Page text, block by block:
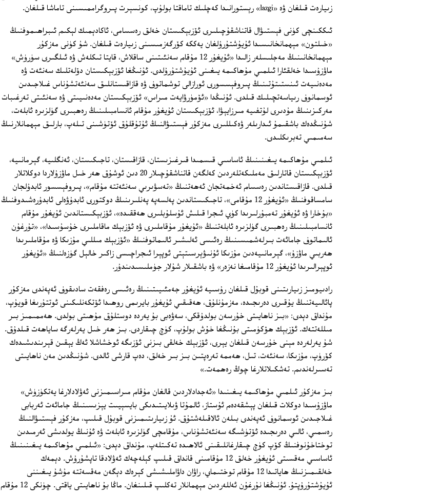
زىيارەت قىلغان ۋە «lazgi» رېستورانىدا كەچلىك تاماقتا بولۇپ، كونسېرت پىروگراممىسىنى تاماشا قىلغان.
ئىككىنچى كۈنى فېستىۋال قاتناشقۇچىلىرى ئۆزبېكىستان خەلق رەسسامى، ئاكادېمىك لېكىم ئىبراھىموفنىڭ
«خىلتون» مېھمانخانىسىدا ئۇيۇشتۇرۇلغان يەككە كۆرگەزمىسىنى زىيارەت قىلغان. شۇ كۈنى مەزكۇر
مېھمانخانىنىڭ مەجلىسلەر زالىدا «ئۇيغۇر 12 مۇقام سەنئىتىنى ساقلاش، قايتا تىكلەش ۋە ئىلگىرى سۈرۈش»
ماۋزۇسىدا خەلقئارا ئىلمىي مۇھاكىمە يىغىنى ئۇيۇشتۇرۇلدى. ئۇنىڭغا ئۆزبېكىستان دۆلەتلىك سەنئەت ۋە
مەدەنىيەت ئىنستىتۇتىنىڭ پىروفېسسورى ئورازالى توشماتوف ۋە قازاقىستانلىق سەنئەتشۇناس غىلاجىدىن
ئوسمانوف رىياسەتچىلىك قىلدى. ئۇنىڭدا «ئۆمۈرۋايەت مىراس» ئۆزبېكىستان مەدەنىيىتى ۋە سەنئىتى تەرغىبات
مەركىزىنىڭ مۇدىرى لۇتفىيە مىرزايېۋا، ئۆزبېكىستان ئۇيغۇر مۇقام ئانسامبىلىنىڭ رەھبىرى گۈلزىرە ئابلەت،
شۇنىڭدەك باشقىمۇ ئىدارىلەر ۋەكىللىرى مەزكۇر فېستىۋالنىڭ ئۇتۇقلۇق ئۆتۈشىنى تىلەپ، بارلىق مېھمانلارنىڭ
سەمىمىي تەبرىكلىدى.
ئىلمىي مۇھاكىمە يىغىنىنىڭ ئاساسىي قىسمىدا قىرغىزىستان، قازاقىستان، تاجىكىستان، ئەنگلىيە، گېرمانىيە،
ئۆزبېكىستان قاتارلىق مەملىكەتلەردىن كەلگەن قاتناشقۇچىلار 20 دىن ئوشۇق ھەر خىل ماۋزۇلاردا دوكلاتلار
قىلدى. قازاقىستاندىن رەسسام ئەخمەتجان ئەھەتنىڭ «تەسۋىرىي سەنئەتتە مۇقام»، پىروفېسسور ئابدۇلجان
سامساقوفنىڭ «ئۇيغۇر 12 مۇقامى»، تاجىكىستاندىن پەلسەپە پەنلىرىنىڭ دوكتورى ئابدۇۋەلى ئابدۇرەشىدوفنىڭ
«بۇخارا ۋە ئۇيغۇر تەمبۇرلىرىدا كۈي ئىجرا قىلىش ئۇسلۇبلىرى ھەققىدە»، ئۆزبېكىستاندىن ئۇيغۇر مۇقام
ئانسامبىلىنىڭ رەھبىرى گۈلزىرە ئابلەتنىڭ «ئۇيغۇر مۇقاملىرى ۋە ئۆزبېك ماقاملىرى خۇسۇسىدا»، «تۇرغۇن
ئالىماتوف جامائەت بىرلەشمىسىنىڭ رەئىسى ئەلىشىر ئالىماتوفنىڭ «ئۆزبېك مىللىي مۇزىكا ۋە مۇقاملىرىدا
ھەربىي ماۋزۇ»، گېرمانىيەدىن مۇزىكا ئۇنىۋېرسىتېتى ئوپېرا ئىجراچىسى زاكىر خالېل گۈزەلنىڭ «ئۇيغۇر
ئوپېرالىرىدا ئۇيغۇر 12 مۇقامىغا نەزەر» ۋە باشقىلار شۇلار جۈملىسىدىندۇر.
رادىيومىز زىيارىتىنى قوبۇل قىلغان رۇسىيە ئۇيغۇر جەمئىيىتىنىڭ رەئىسى رەفقەت سادىقوف ئەپەندى مەزكۇر
پائالىيەتنىڭ يۇقىرى دەرىجىدە، مەزمۇنلۇق، ھەقىقىي ئۇيغۇر بايرىمى روھىدا ئۆتكەنلىكىنى ئوتتۇرىغا قويۇپ،
مۇنداق دېدى: «بىز ناھايىتى خۇرسەن بولدۇقكى، سەۋەبى بۇ يەردە دوستلۇق مۇھىتى بولدى. ھەممىمىز بىر
مىللەتتەك. ئۆزبېك ھۆكۈمىتى بۇنىڭغا خۇش بولۇپ، كۈچ چىقاردى. بىز ھەر خىل يەرلەرگە ساياھەت قىلدۇق.
شۇ يەرلەردە مېنى خۇرسەن قىلغان يېرى، ئۆزبېك خەلقى بىزنى ئۆزىگە ئوخشاشلا ئەڭ يېقىن قېرىندىشىدەك
كۆرۈپ، مۇزىكا، سەنئەت، تىل، ھەممە تەرەپتىن بىز بىر خەلق، دەپ قارشى ئالدى. شۇنىڭدىن مەن ناھايىتى
تەسىرلەندىم. تەشكىلاتلارغا چوڭ رەھمەت.»
بىز مەزكۇر ئىلمىي مۇھاكىمە يىغىنىدا «ئەجدادلاردىن قالغان مۇقام مىراسىمىزنى ئەۋلادلارغا يەتكۈزۈش»
ماۋزۇسىدا دوكلات قىلغان پېشقەدەم ئۇستاز، ئالمۇتا ۋىلايىتىدىكى بايسېيىت يېزىسىنىڭ جامائەت ئەربابى
غىلاجىدىن ئوسمانوف ئەپەندى بىلەن ئالاقىلەشتۇق. ئۇ زىيارىتىمىزنى قوبۇل قىلىپ، مەزكۇر فېستىۋالنىڭ
رەسمىي، ئالىي دەرىجىدە ئۆتۈشىگە سەنئەتشۇناس، مۇقامچى گۈلزىرە ئابلەت ۋە ئۇنىڭ يولدىشى ئەرمىدىن
توختاخۇنوفنىڭ كۆپ كۈچ چىقارغانلىقىنى ئالاھىدە تەكىتلەپ، مۇنداق دېدى: «ئىلمىي مۇھاكىمە يىغىنىنىڭ
ئاساسىي مەقسىتى ئۇيغۇر خەلق 12 مۇقامىنى قانداق قىلىپ كېلەچەك ئەۋلادقا تاپشۇرۇش. دېمەك
خەلقىمىزنىڭ ھاياتىدا 12 مۇقام توختىماي، راۋان داۋاملىشىشى كېرەك دېگەن مەقسەتتە مۇشۇ يىغىننى
ئۇيۇشتۇرۇپتۇ. ئۇنىڭغا نۇرغۇن ئەللەردىن مېھمانلار تەكلىپ قىلىنغان. ماڭا بۇ ناھايىتى ياقتى. چۈنكى 12 مۇقام